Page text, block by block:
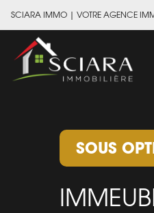
SCIARA IMMO | VOTRE AGENCE
SOUS